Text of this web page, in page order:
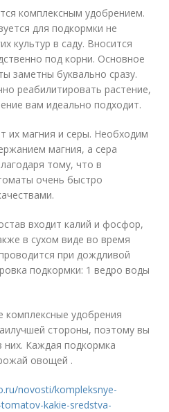
комплексным удобрением.
для подкормки не
культур в саду. Вносится
под корни. Основное
заметны буквально сразу.
реабилитировать растение,
вам идеально подходит.
их магния и серы. Необходим
магния, а сера
тому, что в
очень быстро
входит калий и фосфор,
в сухом виде во время
при дождливой
подкормки: 1 ведро воды
удобрения
стороны, поэтому вы
Каждая подкормка
овощей .
novosti/kompleksnye-
kakie-sredstva-